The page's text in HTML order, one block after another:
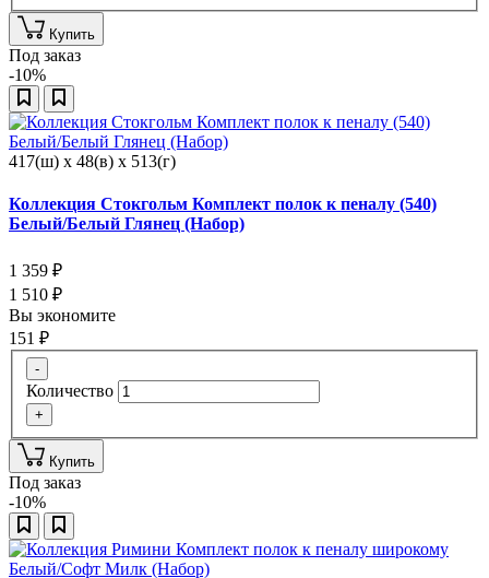
Купить
Под заказ
-10%
417(ш) x 48(в) x 513(г)
Коллекция Стокгольм Комплект полок к пеналу (540)
Белый/Белый Глянец (Набор)
1 359 ₽
1 510 ₽
Вы экономите
151 ₽
-
Количество
+
Купить
Под заказ
-10%